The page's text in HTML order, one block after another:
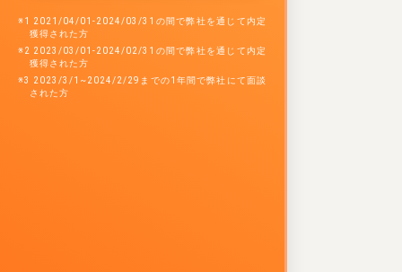
※1 2021/04/01-2024/03/31の間で弊社を通じて内定
獲得された方
※2 2023/03/01-2024/02/31の間で弊社を通じて内定
獲得された方
※3 2023/3/1~2024/2/29までの1年間で弊社にて面談
された方